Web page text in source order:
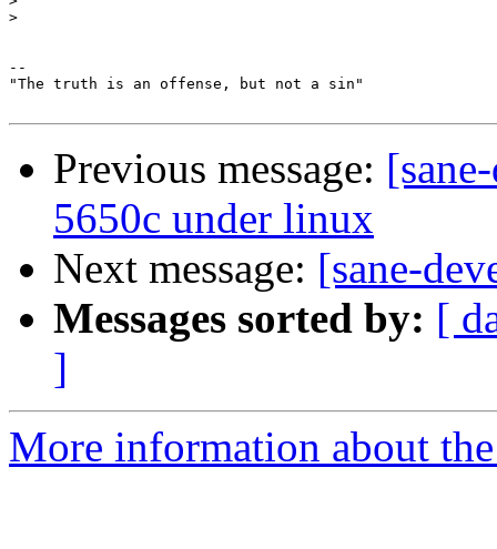
>
--
"The truth is an offense, but not a sin"
Previous message:
5650c under linux
Next message: [sane-
Messages sorted by: [
]
More information about